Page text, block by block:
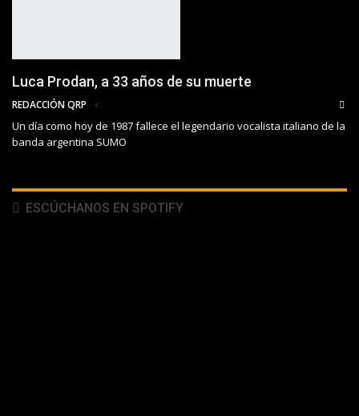
Luca Prodan, a 33 años de su muerte
REDACCIÓN QRP
Un día como hoy de 1987 fallece el legendario vocalista italiano de la
banda argentina SUMO
ESCÚCHANOS EN SPOTIFY